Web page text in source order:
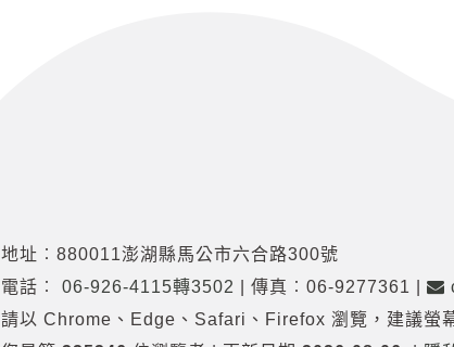
地址︰880011澎湖縣馬公市六合路300號
電話︰ 06-926-4115轉3502 傳真︰06-9277361
請以 Chrome、Edge、Safari、Firefox 瀏覽 ， 建議螢